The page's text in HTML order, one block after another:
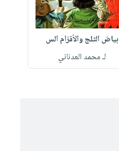
بياض الثلج والأقزام الس
لـ محمد العدناني